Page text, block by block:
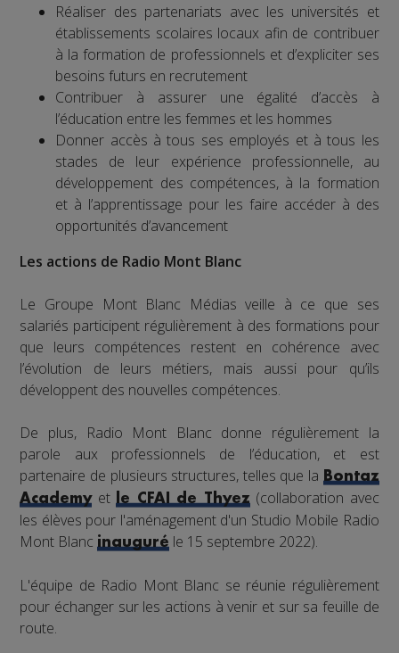
Réaliser des partenariats avec les universités et
établissements scolaires locaux afin de contribuer
à la formation de professionnels et d’expliciter ses
besoins futurs en recrutement
Contribuer à assurer une égalité d’accès à
l’éducation entre les femmes et les hommes
Donner accès à tous ses employés et à tous les
stades de leur expérience professionnelle, au
développement des compétences, à la formation
et à l’apprentissage pour les faire accéder à des
opportunités d’avancement
Les actions de Radio Mont Blanc
Le Groupe Mont Blanc Médias veille à ce que ses
salariés participent régulièrement à des formations pour
que leurs compétences restent en cohérence avec
l’évolution de leurs métiers, mais aussi pour qu’ils
développent des nouvelles compétences.
De plus, Radio Mont Blanc donne régulièrement la
parole aux professionnels de l’éducation, et est
partenaire de plusieurs structures, telles que la
Bontaz
Academyet le CFAI de Thyez(collaboration avec
les élèves pour l'aménagement d'un Studio Mobile Radio
Mont Blancinauguré le 15 septembre 2022).
L'équipe de Radio Mont Blanc se réunie régulièrement
pour échanger sur les actions à venir et sur sa feuille de
route.